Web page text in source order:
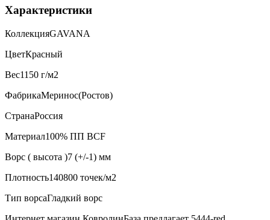
Характеристики
КоллекцияGAVANA
ЦветКрасный
Вес1150 г/м2
ФабрикаМеринос(Ростов)
СтранаРоссия
Материал100% ПП BCF
Ворс ( высота )7 (+/-1) мм
Плотность140800 точек/м2
Тип ворсаГладкий ворс